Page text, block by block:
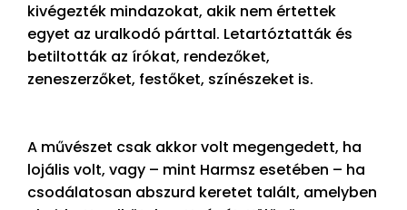
kivégezték mindazokat, akik nem értettek
egyet az uralkodó párttal. Letartóztatták és
betiltották az írókat, rendezőket,
zeneszerzőket, festőket, színészeket is.
A művészet csak akkor volt megengedett, ha
lojális volt, vagy – mint Harmsz esetében – ha
csodálatosan abszurd keretet talált, amelyben